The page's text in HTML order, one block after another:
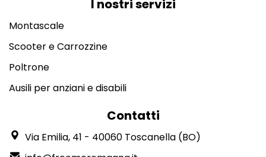
I nostri servizi
Montascale
Scooter e Carrozzine
Poltrone
Ausili per anziani e disabili
Contatti
Via Emilia, 41 - 40060 Toscanella (BO)